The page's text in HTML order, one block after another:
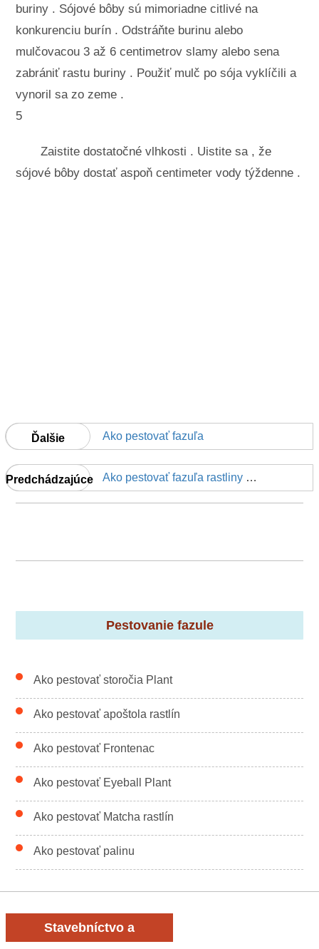
buriny . Sójové bôby sú mimoriadne citlivé na
konkurenciu burín . Odstráňte burinu alebo
mulčovacou 3 až 6 centimetrov slamy alebo sena
zabrániť rastu buriny . Použiť mulč po sója vyklíčili a
vynoril sa zo zeme .
5
Zaistite dostatočné vlhkosti . Uistite sa , že
sójové bôby dostať aspoň centimeter vody týždenne .
Ďalšie Ako pestovať fazuľa
Predchádzajúce Ako pestovať fazuľa rastliny Hala
Pestovanie fazule
Ako pestovať storočia Plant
Ako pestovať apoštola rastlín
Ako pestovať Frontenac
Ako pestovať Eyeball Plant
Ako pestovať Matcha rastlín
Ako pestovať palinu
Stavebníctvo a